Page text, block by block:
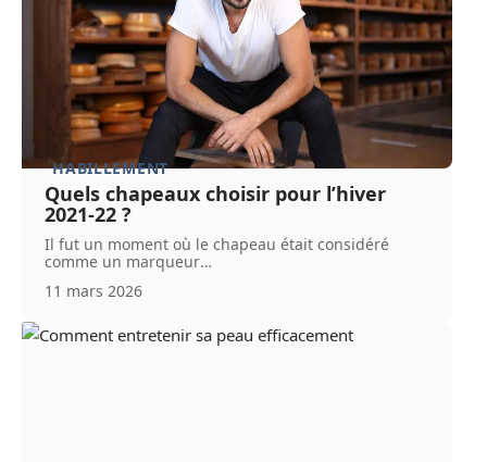
HABILLEMENT
Quels chapeaux choisir pour l’hiver
2021-22 ?
Il fut un moment où le chapeau était considéré
comme un marqueur…
11 mars 2026